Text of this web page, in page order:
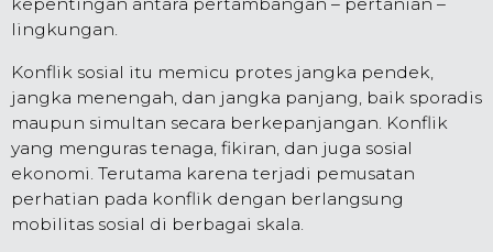
lingkungan.
Konflik sosial itu memicu protes jangka pendek,
jangka menengah, dan jangka panjang, baik sporadis
maupun simultan secara berkepanjangan. Konflik
yang menguras tenaga, fikiran, dan juga sosial
ekonomi. Terutama karena terjadi pemusatan
perhatian pada konflik dengan berlangsung
mobilitas sosial di berbagai skala.